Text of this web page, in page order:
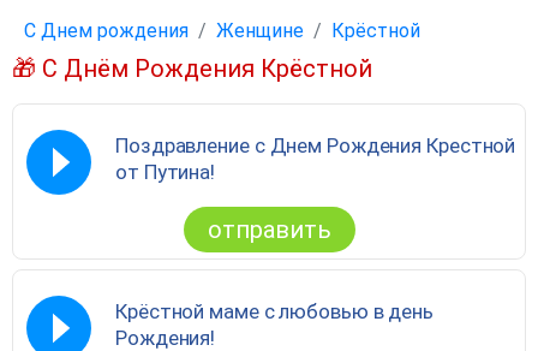
С Днем рождения Женщине Крёстной
🎁 С Днём Рождения Крёстной
Поздравление с Днем Рождения Крестной
от Путина!
отправить
Крёстной маме с любовью в день
Рождения!